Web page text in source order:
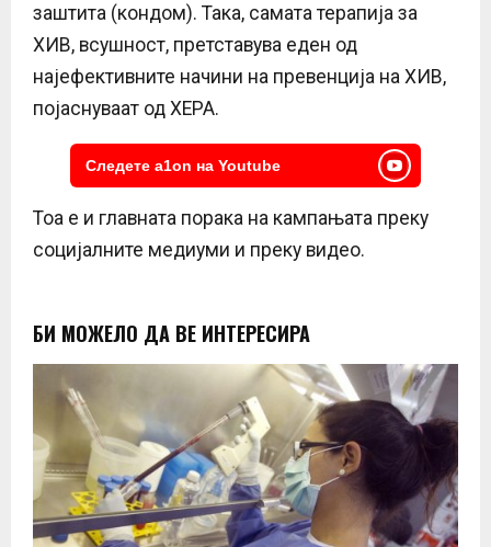
заштита (кондом). Така, самата терапија за
ХИВ, всушност, претставува еден од
најефективните начини на превенција на ХИВ,
појаснуваат од ХЕРА.
Следете a1on на Youtube
Тоа е и главната порака на кампањата преку
социјалните медиуми и преку видео.
БИ МОЖЕЛО ДА ВЕ ИНТЕРЕСИРА